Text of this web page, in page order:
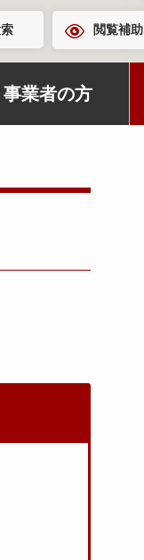
閲覧補助
事業者の方